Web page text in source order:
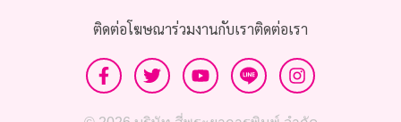
ติดต่อโฆษณาร่วมงานกับเราติดต่อเรา